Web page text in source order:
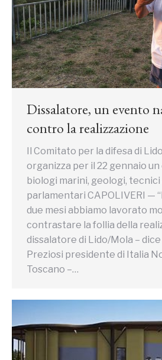
Dissalatore, un evento
contro la realizzazione
Il Comitato per la difesa di
organizza per il 22 gennaio
biologi marini, geologi,
parlamentari CAPOLIVERI —
due mesi abbiamo lavorato
contrastare la follia della
dissalatore di Lido/Mola –
Preziosi presidente di Italia
Toscano –…